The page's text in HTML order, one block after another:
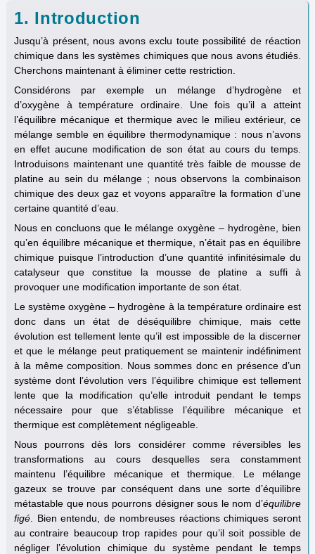
1. Introduction
Jusqu’à présent, nous avons exclu toute possibilité de réaction
chimique dans les systèmes chimiques que nous avons étudiés.
Cherchons maintenant à éliminer cette restriction.
Considérons par exemple un mélange d’hydrogène et
d’oxygène à température ordinaire. Une fois qu’il a atteint
l’équilibre mécanique et thermique avec le milieu extérieur, ce
mélange semble en équilibre thermodynamique : nous n’avons
en effet aucune modification de son état au cours du temps.
Introduisons maintenant une quantité très faible de mousse de
platine au sein du mélange ; nous observons la combinaison
chimique des deux gaz et voyons apparaître la formation d’une
certaine quantité d’eau.
Nous en concluons que le mélange oxygène – hydrogène, bien
qu’en équilibre mécanique et thermique, n’était pas en équilibre
chimique puisque l’introduction d’une quantité infinitésimale du
catalyseur que constitue la mousse de platine a suffi à
provoquer une modification importante de son état.
Le système oxygène – hydrogène à la température ordinaire est
donc dans un état de déséquilibre chimique, mais cette
évolution est tellement lente qu’il est impossible de la discerner
et que le mélange peut pratiquement se maintenir indéfiniment
à la même composition. Nous sommes donc en présence d’un
système dont l’évolution vers l’équilibre chimique est tellement
lente que la modification qu’elle introduit pendant le temps
nécessaire pour que s’établisse l’équilibre mécanique et
thermique est complètement négligeable.
Nous pourrons dès lors considérer comme réversibles les
transformations au cours desquelles sera constamment
maintenu l’équilibre mécanique et thermique. Le mélange
gazeux se trouve par conséquent dans une sorte d’équilibre
métastable que nous pourrons désigner sous le nom d’équilibre
figé . Bien entendu, de nombreuses réactions chimiques seront
au contraire beaucoup trop rapides pour qu’il soit possible de
négliger l’évolution chimique du système pendant le temps